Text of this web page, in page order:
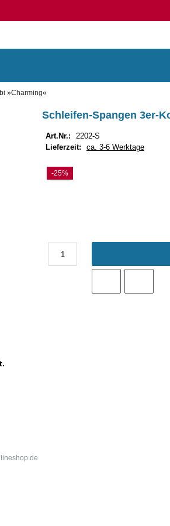
»Charming«
Schleifen-Spangen 3er-
Art.Nr.:
2202-S
Lieferzeit:
ca. 3-6 Werktage
-25%